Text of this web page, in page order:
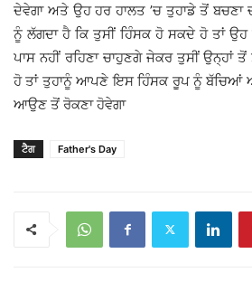
ਦੇਵੇਗਾ ਅਤੇ ਉਹ ਹਰ ਹਾਲਤ ’ਚ ਤੁਹਾਡੇ ਤੋਂ
ਨੂੰ ਲੱਗਦਾ ਹੈ ਕਿ ਤੁਸੀਂ ਹਿੰਸਕ ਹੋ ਸਕਦੇ ਹੋ ਤਾਂ
ਪਾਸ ਨਹੀਂ ਰਹਿਣਾ ਚਾਹੁਣਗੇ ਜੇਕਰ ਤੁਸੀਂ ਉਨ੍ਹਾਂ
ਹੋ ਤਾਂ ਤੁਹਾਨੂੰ ਆਪਣੇ ਇਸ ਹਿੰਸਕ ਰੂਪ ਨੂੰ ਬੱਚਿਆਂ
ਆਉਣ ਤੋਂ ਰੋਕਣਾ ਹੋਵੇਗਾ
ਟੈਗ Father's Day